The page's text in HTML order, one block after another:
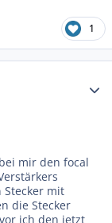
1
mir den focal
Stecker mit
die Stecker
ich den jetzt